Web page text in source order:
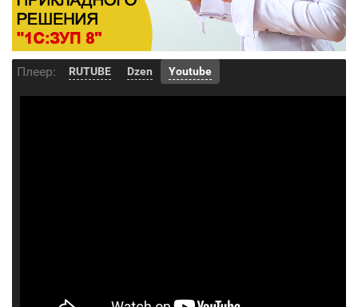
Плеер: RUTUBE Dzen Youtube